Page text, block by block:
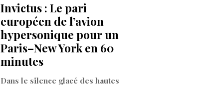
Invictus : Le pari
européen de l’avion
hypersonique pour un
Paris–New York en 60
minutes
Dans le silence glacé des hautes